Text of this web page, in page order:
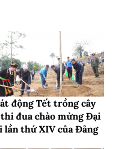
động Tết trồng cây
đua chào mừng Đại
lần thứ XIV của Đảng